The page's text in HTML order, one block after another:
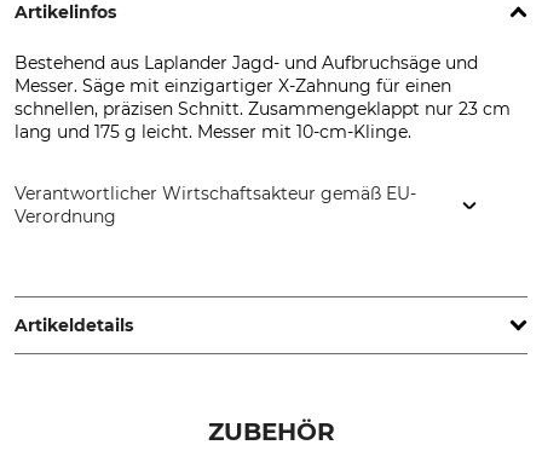
Artikelinfos
Bestehend aus Laplander Jagd- und Aufbruchsäge und
Messer. Säge mit einzigartiger X-Zahnung für einen
schnellen, präzisen Schnitt. Zusammengeklappt nur 23 cm
lang und 175 g leicht. Messer mit 10-cm-Klinge.
Verantwortlicher Wirtschaftsakteur gemäß EU-
Verordnung
France, www.bahco.com
Artikeldetails
Kombi-Set
ZUBEHÖR